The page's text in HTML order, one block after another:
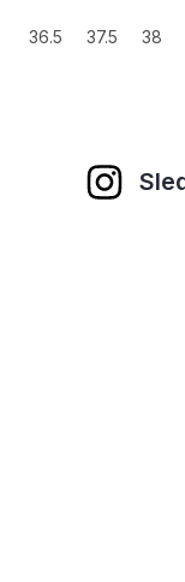
37.5 38 38.5